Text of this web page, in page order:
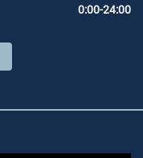
0:00-24:00